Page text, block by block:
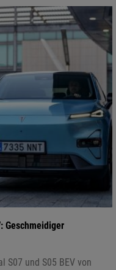
Geschmeidiger
S07 und S05 BEV von